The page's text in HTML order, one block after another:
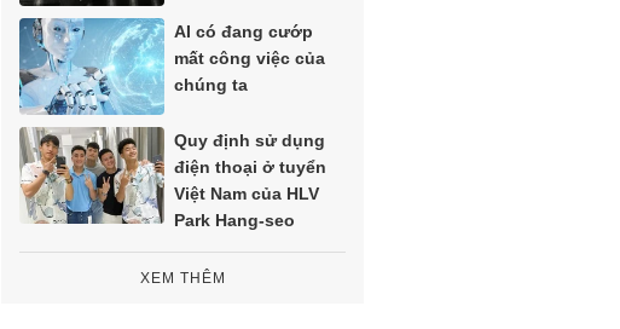
AI có đang cướp
mất công việc của
chúng ta
Quy định sử dụng
điện thoại ở tuyển
Việt Nam của HLV
Park Hang-seo
XEM THÊM